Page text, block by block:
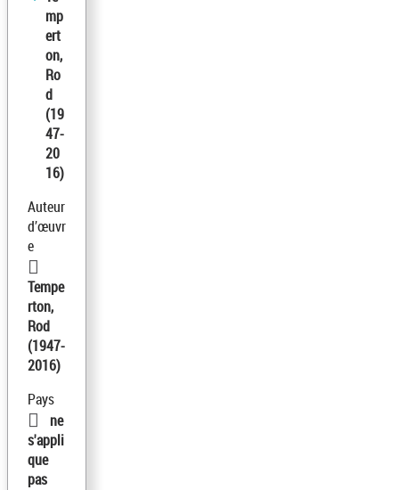
mp
ert
on,
Ro
d
(19
47-
20
16)
Auteur
d’œuvr
e
Tempe
rton,
Rod
(1947-
2016)
Pays
ne
s'appli
que
pas